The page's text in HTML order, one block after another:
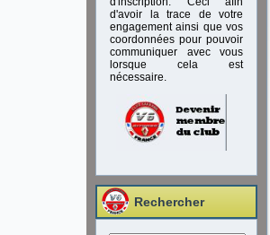
d'avoir la trace de votre
engagement ainsi que vos
coordonnées pour pouvoir
communiquer avec vous
lorsque cela est
nécessaire.
Rechercher